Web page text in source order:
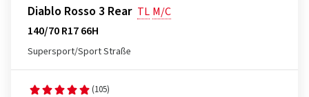
Diablo Rosso 3 Rear TL M/C
140/70 R17 66H
Supersport/Sport Straße
(105)